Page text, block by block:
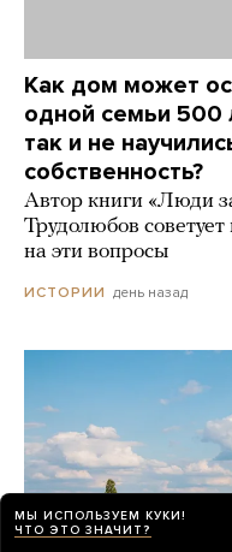
Как дом может
одной семьи 500
так и не
собственность?
Автор книги «Люди
Трудолюбов
на эти вопросы
ИСТОРИИ день назад
МЫ ИСПОЛЬЗУЕМ КУКИ!
ЧТО ЭТО ЗНАЧИТ?